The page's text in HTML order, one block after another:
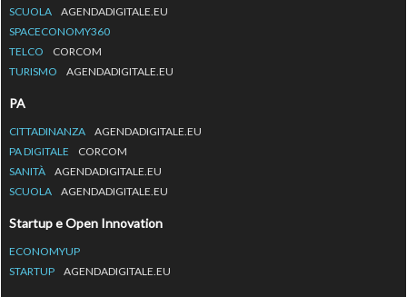
SCUOLA
AGENDADIGITALE.EU
SPACECONOMY360
TELCO
CORCOM
TURISMO
AGENDADIGITALE.EU
PA
CITTADINANZA
AGENDADIGITALE.EU
PA DIGITALE
CORCOM
SANITÀ
AGENDADIGITALE.EU
SCUOLA
AGENDADIGITALE.EU
Startup e Open Innovation
ECONOMYUP
STARTUP
AGENDADIGITALE.EU